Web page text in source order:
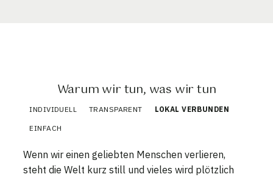
Warum wir tun, was wir tun
INDIVIDUELL TRANSPARENT LOKAL VERBUNDEN
EINFACH
Wenn wir einen geliebten Menschen verlieren,
steht die Welt kurz still und vieles wird plötzlich